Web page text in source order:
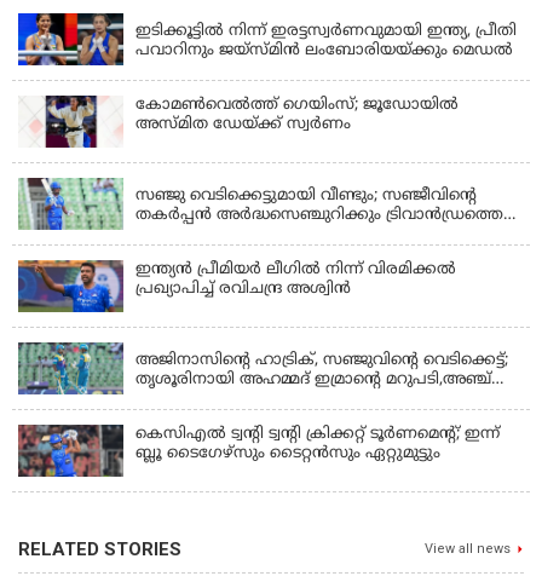
ഇടിക്കൂട്ടിൽ നിന്ന് ഇരട്ടസ്വർണവുമായി ഇന്ത്യ, പ്രീതി
പവാറിനും ജയ്സ്മിന്‍ ലംബോരിയയ്ക്കും മെഡൽ
കോമണ്‍വെല്‍ത്ത് ഗെയിംസ്; ജൂഡോയിൽ
അസ്മിത ഡേയ്ക്ക് സ്വർണം
സഞ്ജു വെടിക്കെട്ടുമായി വീണ്ടും; സഞ്ജീവിന്‍റെ
തകർപ്പൻ അർദ്ധസെഞ്ചുറിക്കും ട്രിവാൻഡ്രത്തെ
ഇന്ത്യന്‍ പ്രീമിയര്‍ ലീഗില്‍ നിന്ന് വിരമിക്കല്‍
പ്രഖ്യാപിച്ച് രവിചന്ദ്ര അശ്വിന്‍
അജിനാസിന്റെ ഹാട്രിക്, സഞ്ജുവിന്റെ വെടിക്കെട്ട്;
തൃശൂരിനായി അഹമ്മദ് ഇമ്രാന്റെ മറുപടി,അഞ്ച്
കെസിഎൽ ട്വൻ്റി ട്വൻ്റി ക്രിക്കറ്റ് ടൂർണമെൻ്റ്; ഇന്ന്
ബ്ലൂ ടൈഗേഴ്സും ടൈറ്റൻസും ഏറ്റുമുട്ടും
RELATED STORIES View all news